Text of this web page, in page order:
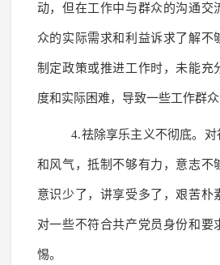
动，但在工作中与群众的沟通交
众的实际需求和利益诉求了解不
制定政策或推进工作时，未能充
度和实际困难，导致一些工作群众
4.祛除享乐主义不彻底。
和风气，抵制不够有力，意志不
意识少了，讲享受多了，艰苦朴
对一些不符合共产党员身份和要
惕。